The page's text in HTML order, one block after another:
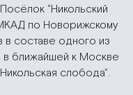
"Никольский
по Новорижскому
в составе одного из
в ближайшей к Москве
слобода".